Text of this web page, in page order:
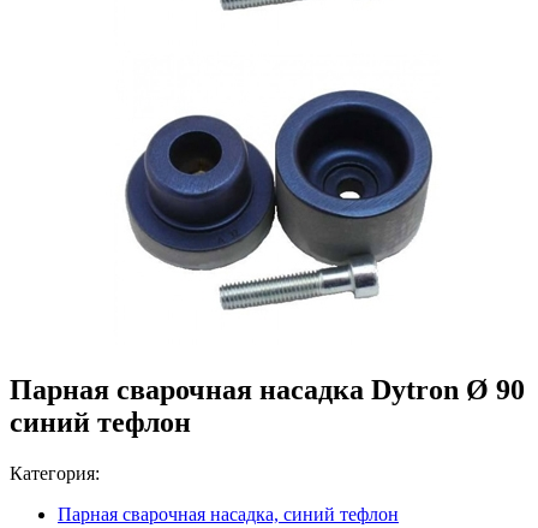
Парная сварочная насадка Dytron Ø 90
синий тефлон
Категория:
Парная сварочная насадка, синий тефлон